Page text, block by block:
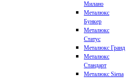
Милано
Металюкс
Бункер
Металюкс
Статус
Металюкс Гранд
Металюкс
Стандарт
Металюкс Siena